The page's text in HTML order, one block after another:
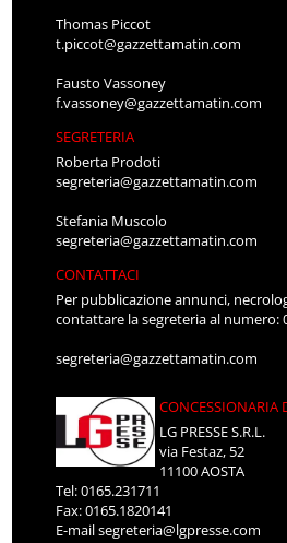
Thomas Piccot
t.piccot@gazzettamatin.com
Fausto Vassoney
f.vassoney@gazzettamatin.com
SEGRETERIA
Roberta Prodoti
segreteria@gazzettamatin.com
Stefania Muscolo
segreteria@gazzettamatin.com
CONTATTACI
Per pubblicazione annunci,
contattare la segreteria al numero:
segreteria@gazzettamatin.com
CONCESSIONARIA
LG PRESSE S.R.L.
via Festaz, 52
11100 AOSTA
Tel: 0165.231711
Fax: 0165.1820141
E-mailsegreteria@lgpresse.com